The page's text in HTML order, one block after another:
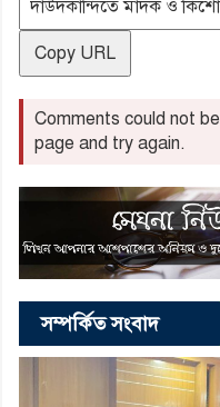
Copy URL
Comments could not
page and try again.
সম্পর্কিত সংবাদ